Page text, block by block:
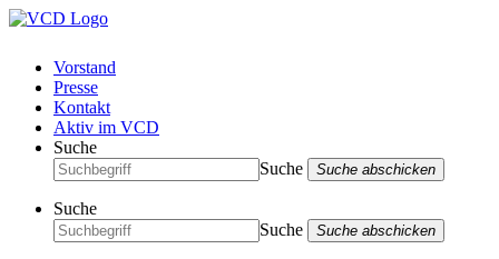
Vorstand
Presse
Kontakt
Aktiv im VCD
Suche
Suche
Suche abschicken
Suche
Suche
Suche abschicken